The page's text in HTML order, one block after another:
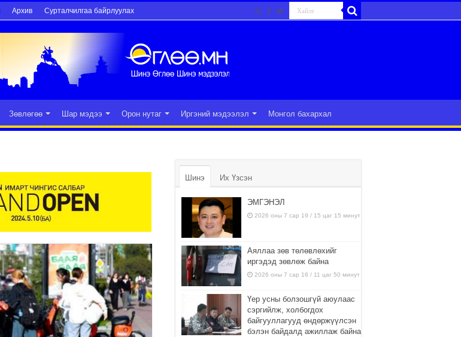
Архив Сурталчилгаа байрлуулах
Зөвлөгөө Шар мэдээ Орон нутаг Иргэний мэдээлэл Монгол бахархал
Шинэ Их Үзсэн
ЭМГЭНЭЛ
2026 оны 7 сар 19 / 15 цаг 15 минут
Аяллаа зөв төлөвлөхийг
иргэдэд зөвлөж байна
2026 оны 7 сар 16 / 11 цаг 50 минут
Үер усны болзошгүй аюулаас
сэргийлж, холбогдох
байгууллагууд өндөржүүлсэн
бэлэн байдалд ажиллаж байна